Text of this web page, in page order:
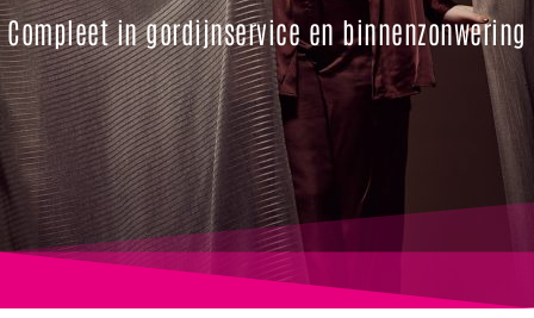
Compleet in gordijnservice en binnenzonwering